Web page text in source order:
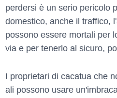
perdersi è un serio pericolo
domestico, anche il traffico,
possono essere mortali per
via e per tenerlo al sicuro,
I proprietari di cacatua che
ali possono usare